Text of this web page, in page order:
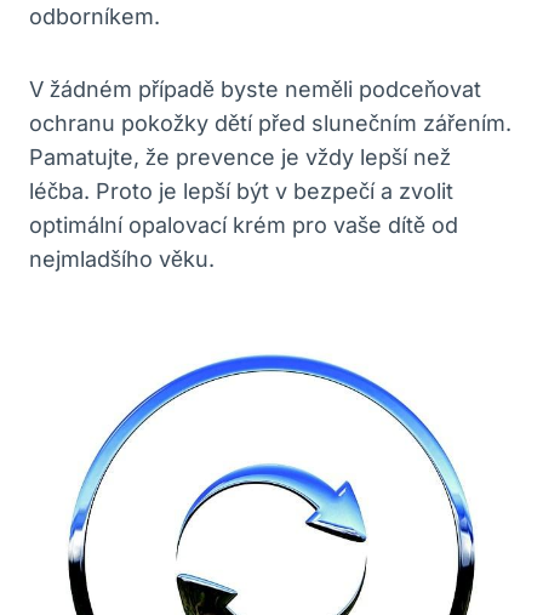
odborníkem.
V žádném případě byste neměli podceňovat
ochranu pokožky dětí před slunečním zářením.
Pamatujte, že prevence je vždy lepší než
léčba. Proto je lepší být v bezpečí a zvolit
optimální opalovací krém pro vaše dítě od
nejmladšího věku.